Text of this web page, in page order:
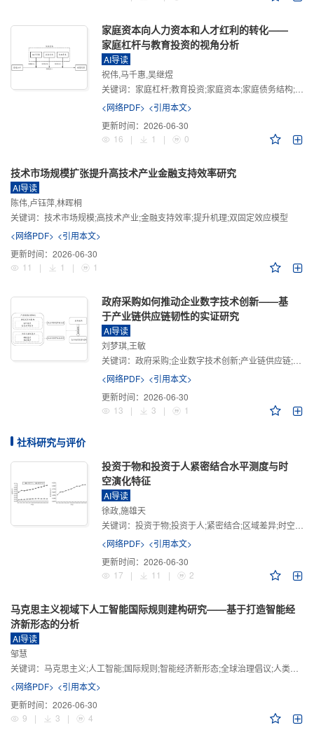
家庭资本向人力资本和人才红利的转化——
家庭杠杆与教育投资的视角分析
AI导读
祝伟,马千惠,吴继煜
关键词： 家庭杠杆;教育投资;家庭资本;家庭债务结构;CHFS
<网络PDF> <引用本文>
更新时间： 2026-06-30
16
| 1 | 0
技术市场规模扩张提升高技术产业金融支持效率研究
AI导读
陈伟,卢钰萍,林晖桐
关键词： 技术市场规模;高技术产业;金融支持效率;提升机理;双固定效应模型
<网络PDF> <引用本文>
更新时间： 2026-06-30
11
| 1 | 1
政府采购如何推动企业数字技术创新——基
于产业链供应链韧性的实证研究
AI导读
刘梦琪,王敏
关键词： 政府采购;企业数字技术创新;产业链供应链;产业链供应链韧性;需求侧财政政策
<网络PDF> <引用本文>
更新时间： 2026-06-30
13
| 3 | 1
社科研究与评价
投资于物和投资于人紧密结合水平测度与时
空演化特征
AI导读
徐政,施雄天
关键词： 投资于物;投资于人;紧密结合;区域差异;时空演化
<网络PDF> <引用本文>
更新时间： 2026-06-30
17
| 11 | 2
马克思主义视域下人工智能国际规则建构研究——基于打造智能经
济新形态的分析
AI导读
邹慧
关键词： 马克思主义;人工智能;国际规则;智能经济新形态;全球治理倡议;人类命运共同体
<网络PDF> <引用本文>
更新时间： 2026-06-30
9
| 3 | 4